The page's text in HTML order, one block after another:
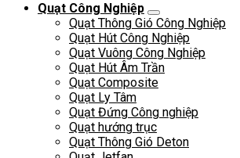
Quạt Công Nghiệp
Quạt Thông Gió Công Nghiệp
Quạt Hút Công Nghiệp
Quạt Vuông Công Nghiệp
Quạt Hút Âm Trần
Quạt Composite
Quạt Ly Tâm
Quạt Đứng Công nghiệp
Quạt hướng trục
Quạt Thông Gió Deton